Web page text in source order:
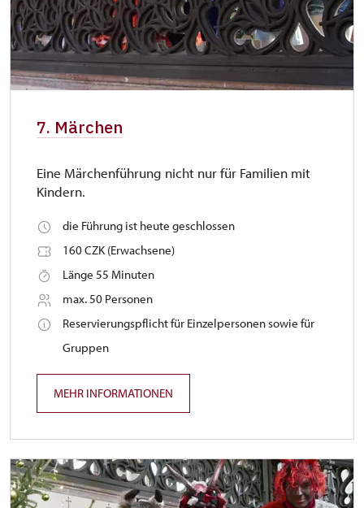
7. Märchen
Eine Märchenführung nicht nur für Familien mit
Kindern.
die Führung ist heute geschlossen
160 CZK (Erwachsene)
Länge 55 Minuten
max. 50 Personen
Reservierungspflicht für Einzelpersonen sowie für
Gruppen
MEHR INFORMATIONEN